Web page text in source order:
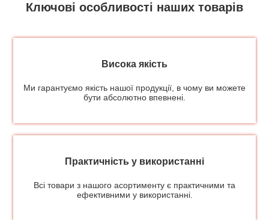
Ключові особливості наших товарів
Висока якість
Ми гарантуємо якість нашої продукції, в чому ви можете
бути абсолютно впевнені.
Практичність у використанні
Всі товари з нашого асортименту є практичними та
ефективними у використанні.